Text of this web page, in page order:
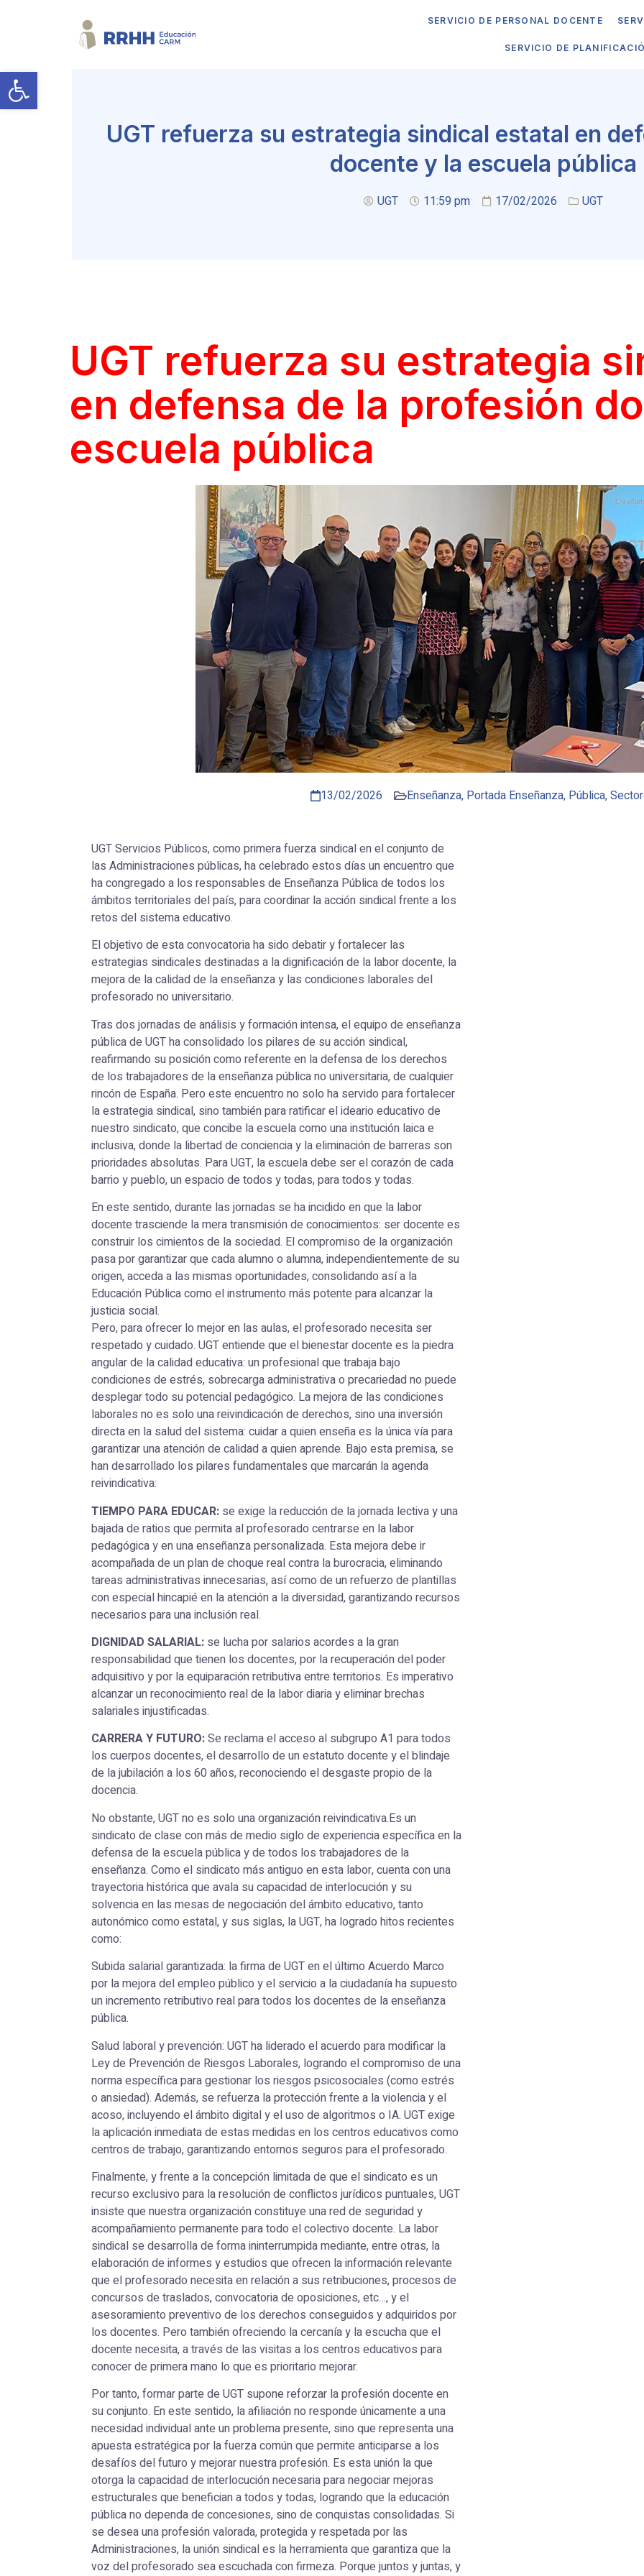
Abrir barra de herramientas
SERVICIO DE PERSONAL DOCENTE
SERVICIO DE
UGT refuerza su estrategia sindical estatal en
docente y la escuela pública
UGT 11:59 pm 17/02/2026 UGT
UGT refuerza su estrategia
en defensa de la profesión
escuela pública
13/02/2026 Enseñanza, Portada Enseñanza, Pública,
UGT Servicios Públicos, como primera fuerza sindical en el conjunto de
las Administraciones públicas, ha celebrado estos días un encuentro que
ha congregado a los responsables de Enseñanza Pública de todos los
ámbitos territoriales del país, para coordinar la acción sindical frente a los
retos del sistema educativo.
El objetivo de esta convocatoria ha sido debatir y fortalecer las
estrategias sindicales destinadas a la dignificación de la labor docente, la
mejora de la calidad de la enseñanza y las condiciones laborales del
profesorado no universitario.
Tras dos jornadas de análisis y formación intensa, el equipo de enseñanza
pública de UGT ha consolidado los pilares de su acción sindical,
reafirmando su posición como referente en la defensa de los derechos
de los trabajadores de la enseñanza pública no universitaria, de cualquier
rincón de España. Pero este encuentro no solo ha servido para fortalecer
la estrategia sindical, sino también para ratificar el ideario educativo de
nuestro sindicato, que concibe la escuela como una institución laica e
inclusiva, donde la libertad de conciencia y la eliminación de barreras son
prioridades absolutas. Para UGT, la escuela debe ser el corazón de cada
barrio y pueblo, un espacio de todos y todas, para todos y todas.
En este sentido, durante las jornadas se ha incidido en que la labor
docente trasciende la mera transmisión de conocimientos: ser docente es
construir los cimientos de la sociedad. El compromiso de la organización
pasa por garantizar que cada alumno o alumna, independientemente de su
origen, acceda a las mismas oportunidades, consolidando así a la
Educación Pública como el instrumento más potente para alcanzar la
justicia social.
Pero, para ofrecer lo mejor en las aulas, el profesorado necesita ser
respetado y cuidado. UGT entiende que el bienestar docente es la piedra
angular de la calidad educativa: un profesional que trabaja bajo
condiciones de estrés, sobrecarga administrativa o precariedad no puede
desplegar todo su potencial pedagógico. La mejora de las condiciones
laborales no es solo una reivindicación de derechos, sino una inversión
directa en la salud del sistema: cuidar a quien enseña es la única vía para
garantizar una atención de calidad a quien aprende. Bajo esta premisa, se
han desarrollado los pilares fundamentales que marcarán la agenda
reivindicativa:
TIEMPO PARA EDUCAR: se exige la reducción de la jornada lectiva y una
bajada de ratios que permita al profesorado centrarse en la labor
pedagógica y en una enseñanza personalizada. Esta mejora debe ir
acompañada de un plan de choque real contra la burocracia, eliminando
tareas administrativas innecesarias, así como de un refuerzo de plantillas
con especial hincapié en la atención a la diversidad, garantizando recursos
necesarios para una inclusión real.
DIGNIDAD SALARIAL: se lucha por salarios acordes a la gran
responsabilidad que tienen los docentes, por la recuperación del poder
adquisitivo y por la equiparación retributiva entre territorios. Es imperativo
alcanzar un reconocimiento real de la labor diaria y eliminar brechas
salariales injustificadas.
CARRERA Y FUTURO:Se reclama el acceso al subgrupo A1 para todos
los cuerpos docentes, el desarrollo de un estatuto docente y el blindaje
de la jubilación a los 60 años, reconociendo el desgaste propio de la
docencia.
No obstante, UGT no es solo una organización reivindicativa.Es un
sindicato de clase con más de medio siglo de experiencia específica en la
defensa de la escuela pública y de todos los trabajadores de la
enseñanza. Como el sindicato más antiguo en esta labor, cuenta con una
trayectoria histórica que avala su capacidad de interlocución y su
solvencia en las mesas de negociación del ámbito educativo, tanto
autonómico como estatal, y sus siglas, la UGT, ha logrado hitos recientes
como:
Subida salarial garantizada: la firma de UGT en el último Acuerdo Marco
por la mejora del empleo público y el servicio a la ciudadanía ha supuesto
un incremento retributivo real para todos los docentes de la enseñanza
pública.
Salud laboral y prevención: UGT ha liderado el acuerdo para modificar la
Ley de Prevención de Riesgos Laborales, logrando el compromiso de una
norma específica para gestionar los riesgos psicosociales (como estrés
o ansiedad). Además, se refuerza la protección frente a la violencia y el
acoso, incluyendo el ámbito digital y el uso de algoritmos o IA. UGT exige
la aplicación inmediata de estas medidas en los centros educativos como
centros de trabajo, garantizando entornos seguros para el profesorado.
Finalmente, y frente a la concepción limitada de que el sindicato es un
recurso exclusivo para la resolución de conflictos jurídicos puntuales, UGT
insiste que nuestra organización constituye una red de seguridad y
acompañamiento permanente para todo el colectivo docente. La labor
sindical se desarrolla de forma ininterrumpida mediante, entre otras, la
elaboración de informes y estudios que ofrecen la información relevante
que el profesorado necesita en relación a sus retribuciones, procesos de
concursos de traslados, convocatoria de oposiciones, etc…, y el
asesoramiento preventivo de los derechos conseguidos y adquiridos por
los docentes. Pero también ofreciendo la cercanía y la escucha que el
docente necesita, a través de las visitas a los centros educativos para
conocer de primera mano lo que es prioritario mejorar.
Por tanto, formar parte de UGT supone reforzar la profesión docente en
su conjunto. En este sentido, la afiliación no responde únicamente a una
necesidad individual ante un problema presente, sino que representa una
apuesta estratégica por la fuerza común que permite anticiparse a los
desafíos del futuro y mejorar nuestra profesión. Es esta unión la que
otorga la capacidad de interlocución necesaria para negociar mejoras
estructurales que benefician a todos y todas, logrando que la educación
pública no dependa de concesiones, sino de conquistas consolidadas. Si
se desea una profesión valorada, protegida y respetada por las
Administraciones, la unión sindical es la herramienta que garantiza que la
voz del profesorado sea escuchada con firmeza. Porque juntos y juntas, y